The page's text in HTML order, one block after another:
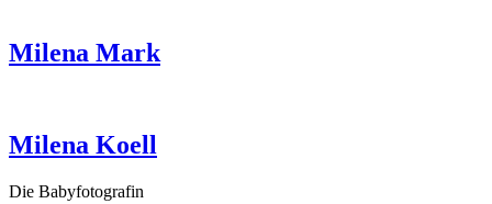
Milena Mark
Milena Koell
Die Babyfotografin